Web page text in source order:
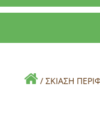
/ ΣΚΙΑΣΗ